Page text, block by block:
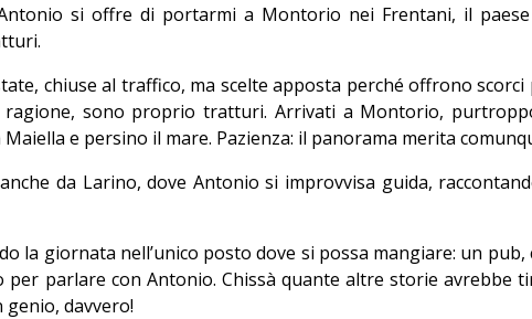
si offre di portarmi a Montorio nei Frentani, il
chiuse al traffico, ma scelte apposta perché offrono
sono proprio tratturi. Arrivati a Montorio,
e persino il mare. Pazienza: il panorama merita
da Larino, dove Antonio si improvvisa guida,
la giornata nell’unico posto dove si possa mangiare: un
per parlare con Antonio. Chissà quante altre storie
davvero!